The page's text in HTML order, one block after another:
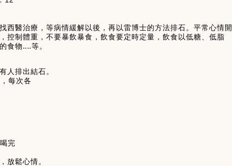
西醫治療，等病情緩解以後，再以雷博士的方法排石。平常心情開
控制體重，不要暴飲暴食，飲食要定時定量，飲食以低糖、低脂
食物‥‥等。
人排出結石。
每次各
完
放鬆心情。